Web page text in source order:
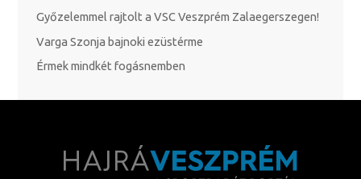
Győzelemmel rajtolt a VSC Veszprém Zalaegerszegen!
Varga Szonja bajnoki ezüstérme
Érmek mindkét fogásnemben